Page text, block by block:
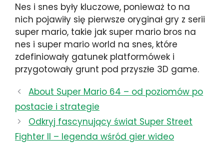
Nes i snes były kluczowe, ponieważ to na
nich pojawiły się pierwsze oryginał gry z serii
super mario, takie jak super mario bros na
nes i super mario world na snes, które
zdefiniowały gatunek platformówek i
przygotowały grunt pod przyszłe 3D game.
About Super Mario 64 – od poziomów po
postacie i strategie
Odkryj fascynujący świat Super Street
Fighter II – legenda wśród gier wideo